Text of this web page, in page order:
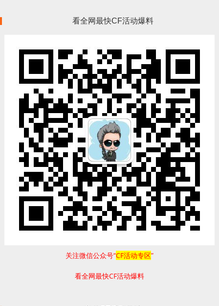
看全网最快CF活动爆料
关注微信公众号“CF活动专区”
看全网最快CF活动爆料